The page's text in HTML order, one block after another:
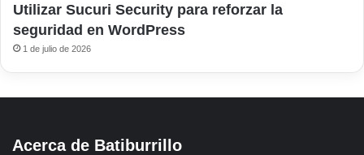
Utilizar Sucuri Security para reforzar la
seguridad en WordPress
1 de julio de 2026
Acerca de Batiburrillo